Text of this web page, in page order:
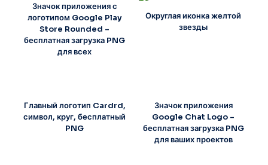
Значок приложения с
логотипом Google Play
Store Rounded –
бесплатная загрузка PNG
для всех
Округлая иконка желтой
звезды
Главный логотип Cardrd,
символ, круг, бесплатный
PNG
Значок приложения
Google Chat Logo –
бесплатная загрузка PNG
для ваших проектов